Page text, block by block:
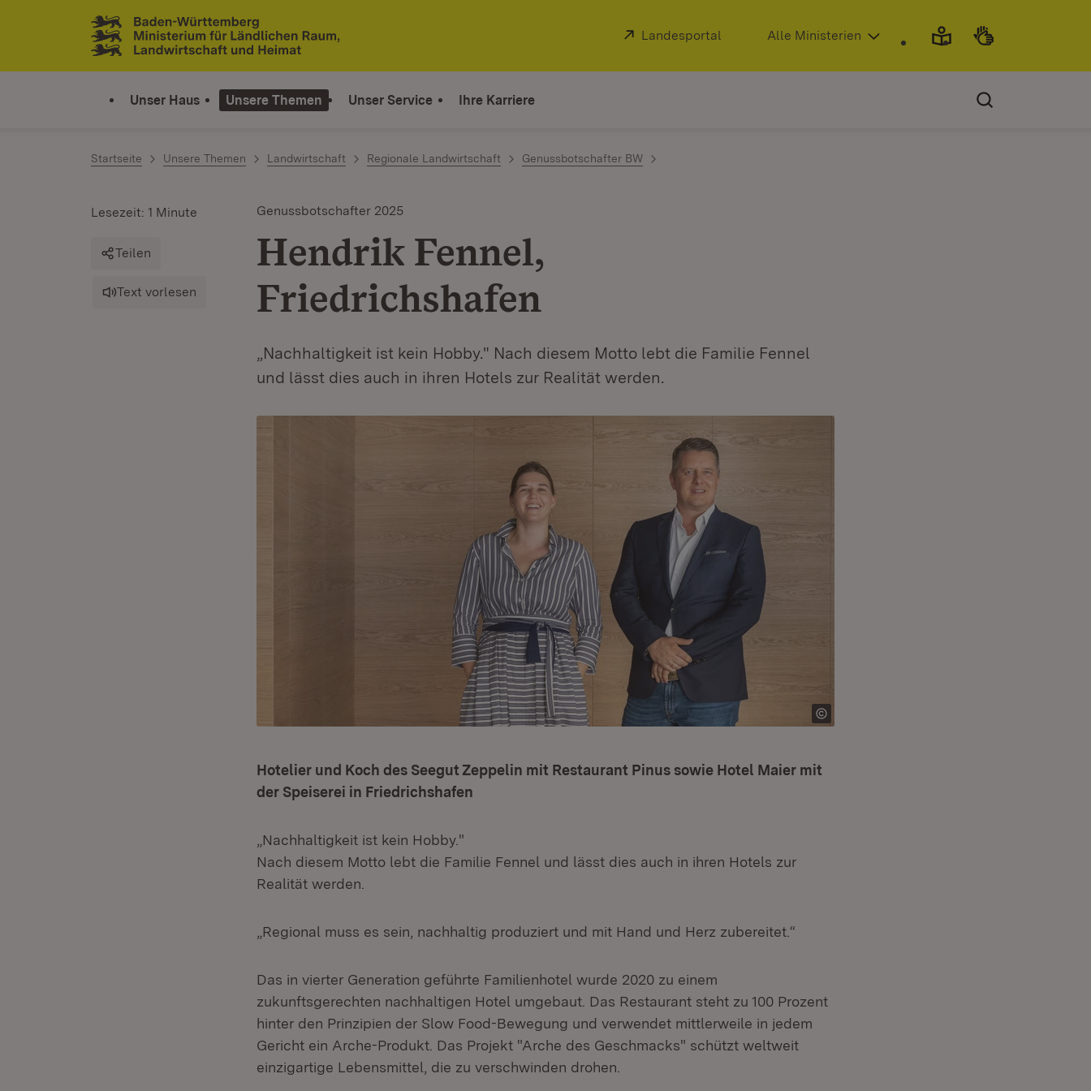
Zum Inhalt springen
Link zur Startseite
Extern:
Landesportal (Öffnet in neuem Fenster)
Alle Ministerien
Unser Haus Unsere Themen Unser Service Ihre Karriere
Startseite Unsere Themen Landwirtschaft Regionale Landwirtschaft Genussbotschafter BW
Genussbotschafter 2025
Hendrik Fennel,
Friedrichshafen
„Nachhaltigkeit ist kein Hobby." Nach diesem Motto lebt die Familie Fennel
und lässt dies auch in ihren Hotels zur Realität werden.
Lesezeit: 1 Minute
Teilen
Text vorlesen
Hotelier und Koch des Seegut Zeppelin mit Restaurant Pinus sowie Hotel Maier mit
der Speiserei in Friedrichshafen
„Nachhaltigkeit ist kein Hobby."
Nach diesem Motto lebt die Familie Fennel und lässt dies auch in ihren Hotels zur
Realität werden.
„Regional muss es sein, nachhaltig produziert und mit Hand und Herz zubereitet.“
Das in vierter Generation geführte Familienhotel wurde 2020 zu einem
zukunftsgerechten nachhaltigen Hotel umgebaut. Das Restaurant steht zu 100 Prozent
hinter den Prinzipien der Slow Food-Bewegung und verwendet mittlerweile in jedem
Gericht ein Arche-Produkt. Das Projekt "Arche des Geschmacks" schützt weltweit
einzigartige Lebensmittel, die zu verschwinden drohen.